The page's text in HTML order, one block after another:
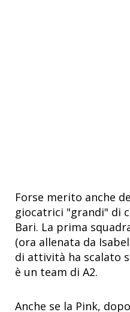
Forse merito anche
giocatrici "grandi" di
Bari. La prima
(ora allenata da
di attività ha scalato
è un team di A2.
Anche se la Pink,